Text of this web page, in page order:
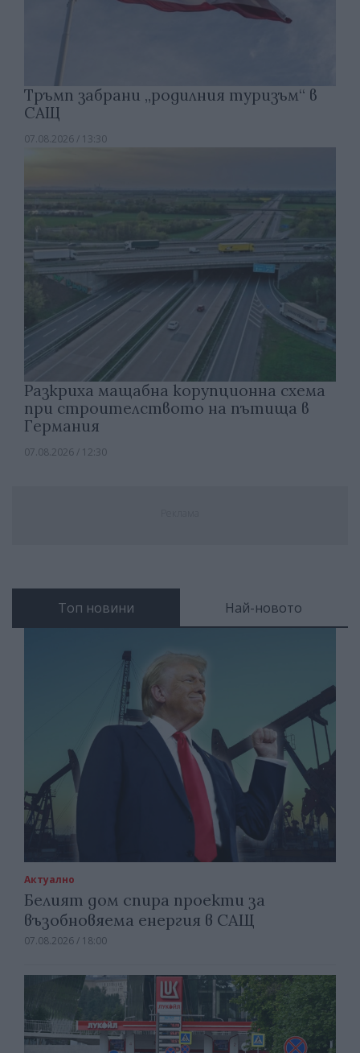
Тръмп забрани „родилния туризъм“ в
САЩ
07.08.2026 / 13:30
Разкриха мащабна корупционна схема
при строителството на пътища в
Германия
07.08.2026 / 12:30
Топ новини Най-новото
Актуално
Белият дом спира проекти за
възобновяема енергия в САЩ
07.08.2026 / 18:00